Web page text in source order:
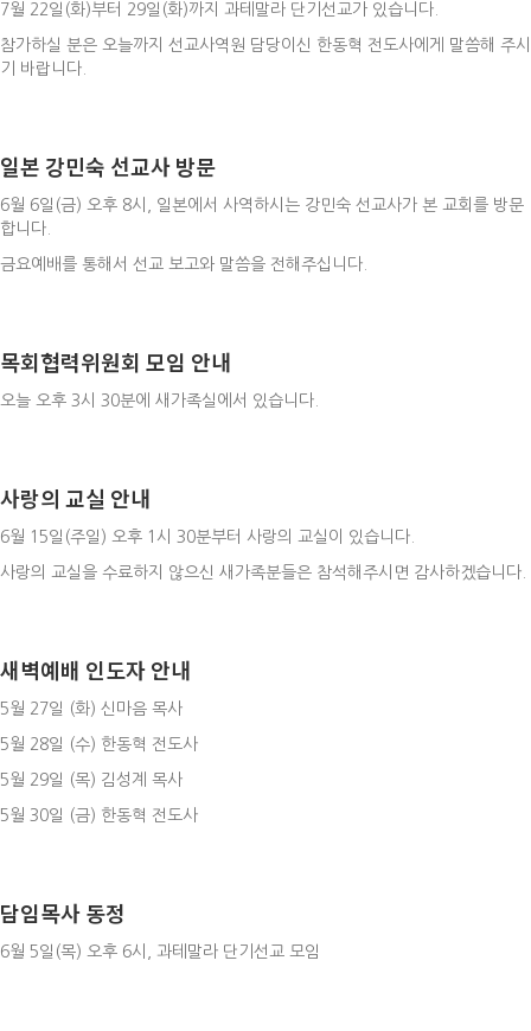
7월 22일(화)부터 29일(화)까지 과테말라 단기선교가 있습니다.
참가하실 분은 오늘까지 선교사역원 담당이신 한동혁 전도사에게 말씀해 주시
기 바랍니다.
일본 강민숙 선교사 방문
6월 6일(금) 오후 8시, 일본에서 사역하시는 강민숙 선교사가 본 교회를 방문
합니다.
금요예배를 통해서 선교 보고와 말씀을 전해주십니다.
목회협력위원회 모임 안내
오늘 오후 3시 30분에 새가족실에서 있습니다.
사랑의 교실 안내
6월 15일(주일) 오후 1시 30분부터 사랑의 교실이 있습니다.
사랑의 교실을 수료하지 않으신 새가족분들은 참석해주시면 감사하겠습니다.
새벽예배 인도자 안내
5월 27일 (화) 신마음 목사
5월 28일 (수) 한동혁 전도사
5월 29일 (목) 김성계 목사
5월 30일 (금) 한동혁 전도사
담임목사 동정
6월 5일(목) 오후 6시, 과테말라 단기선교 모임